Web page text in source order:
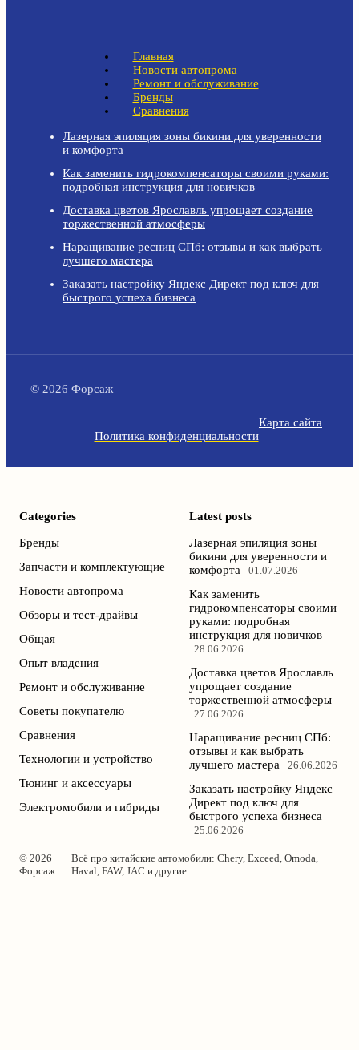
Главная
Новости автопрома
Ремонт и обслуживание
Бренды
Сравнения
Лазерная эпиляция зоны бикини для уверенности
и комфорта
Как заменить гидрокомпенсаторы своими руками:
подробная инструкция для новичков
Доставка цветов Ярославль упрощает создание
торжественной атмосферы
Наращивание ресниц СПб: отзывы и как выбрать
лучшего мастера
Заказать настройку Яндекс Директ под ключ для
быстрого успеха бизнеса
© 2026 Форсаж
Карта сайта
Политика конфиденциальности
Categories
Бренды
Запчасти и комплектующие
Новости автопрома
Обзоры и тест-драйвы
Общая
Опыт владения
Ремонт и обслуживание
Советы покупателю
Сравнения
Технологии и устройство
Тюнинг и аксессуары
Электромобили и гибриды
Latest posts
Лазерная эпиляция зоны
бикини для уверенности и
комфорта
01.07.2026
Как заменить
гидрокомпенсаторы своими
руками: подробная
инструкция для новичков
28.06.2026
Доставка цветов Ярославль
упрощает создание
торжественной атмосферы
27.06.2026
Наращивание ресниц СПб:
отзывы и как выбрать
лучшего мастера
26.06.2026
Заказать настройку Яндекс
Директ под ключ для
быстрого успеха бизнеса
25.06.2026
© 2026
Форсаж
Всё про китайские автомобили: Chery, Exceed, Omoda,
Haval, FAW, JAC и другие